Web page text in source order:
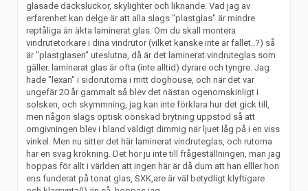
glasade däcksluckor, skylighter och liknande. Vad jag av
erfarenhet kan delge är att alla slags "plastglas" är mindre
reptåliga än äkta laminerat glas. Om du skall montera
vindrutetorkare i dina vindrutor (vilket kanske inte är fallet..?) så
är "plastglasen" uteslutna, då är det laminerat vindruteglas som
gäller. laminerat glas är ofta (inte alltid) dyrare och tyngre. Jag
hade "lexan" i sidorutorna i mitt doghouse, och när det var
ungefär 20 år gammalt så blev det nästan ogenomskinligt i
solsken, och skymmning, jag kan inte förklara hur det gick till,
men någon slags optisk oönskad brytning uppstod så att
omgivningen blev i bland väldigt dimmig när ljuet låg på i en viss
vinkel. Men nu sitter det här laminerat vindruteglas, och rutorna
har en svag krökning. Det hör ju inte till frågeställningen, man jag
hoppas för allt i världen att ingen här är då dum att han elller hon
ens funderat på tonat glas, SXK,are är väl betydligt klyftigare